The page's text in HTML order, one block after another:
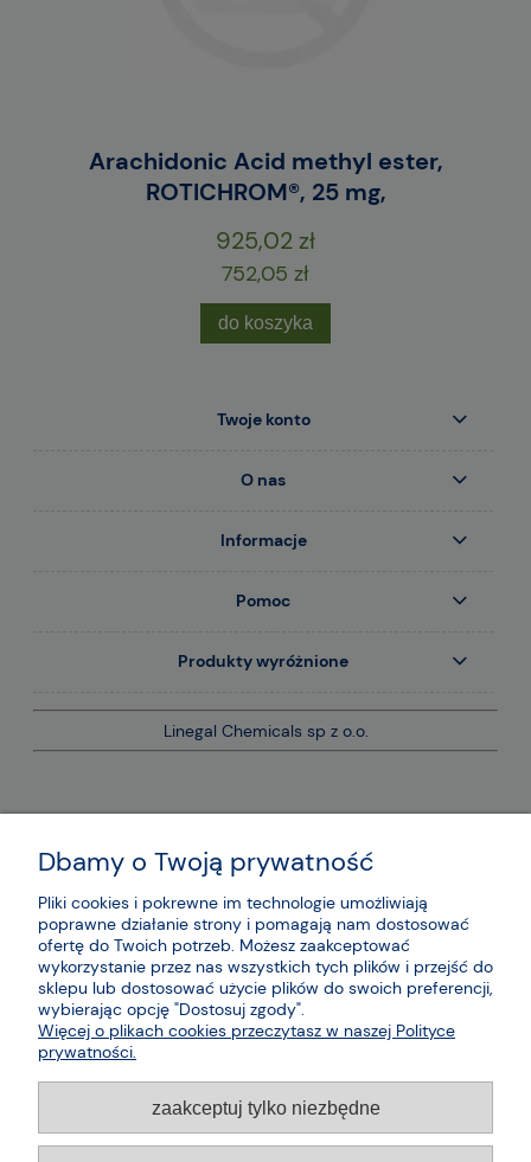
Arachidonic Acid methyl ester,
ROTICHROM®, 25 mg,
925,02 zł
752,05 zł
do koszyka
Twoje konto
O nas
Informacje
Pomoc
Produkty wyróżnione
Linegal Chemicals sp z o.o.
Dbamy o Twoją prywatność
Pliki cookies i pokrewne im technologie umożliwiają
poprawne działanie strony i pomagają nam dostosować
ofertę do Twoich potrzeb. Możesz zaakceptować
wykorzystanie przez nas wszystkich tych plików i przejść do
sklepu lub dostosować użycie plików do swoich preferencji,
wybierając opcję "Dostosuj zgody".
Więcej o plikach cookies przeczytasz w naszej Polityce
prywatności.
zaakceptuj tylko niezbędne